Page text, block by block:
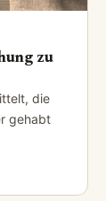
zu
die
gehabt